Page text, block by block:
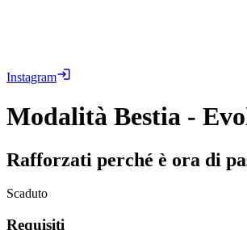
Instagram
Modalità Bestia -
Rafforzati perché è ora di
Scaduto
Requisiti